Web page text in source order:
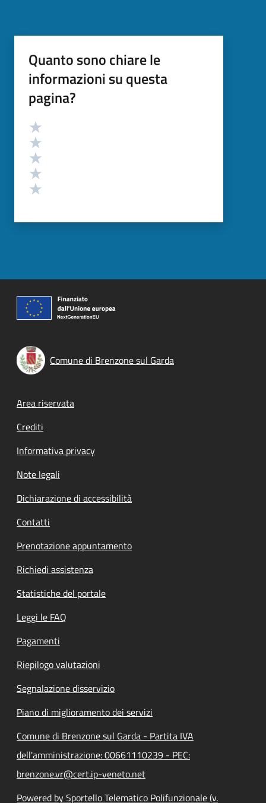
Quanto sono chiare le
informazioni su questa
pagina?
Valutazione
Comune di Brenzone sul Garda
Footer menu
Area riservata
Crediti
Informativa privacy
Note legali
Dichiarazione di accessibilità
Contatti
Prenotazione appuntamento
Richiedi assistenza
Statistiche del portale
Leggi le FAQ
Pagamenti
Riepilogo valutazioni
Segnalazione disservizio
Piano di miglioramento dei servizi
Comune di Brenzone sul Garda - Partita IVA
dell'amministrazione: 00661110239 - PEC:
brenzone.vr@cert.ip-veneto.net
Powered by Sportello Telematico Polifunzionale (v.